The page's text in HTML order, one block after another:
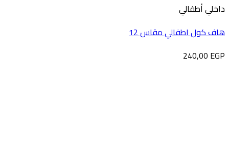
داخلي أطفالي
هاف كول اطفالي مقاس 12
240,00 EGP